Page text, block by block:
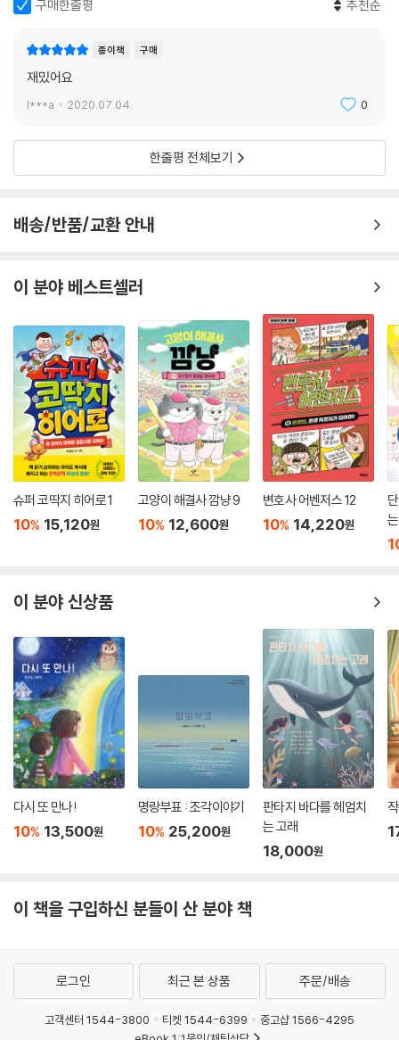
구매한줄평 추천순
종이책 구매
재밌어요
l***a 2020.07.04. 0
한줄평 전체보기
배송/반품/교환 안내
이 분야 베스트셀러
슈퍼 코딱지 히어로 1
10% 15,120원
고양이 해결사 깜냥 9
10% 12,600원
변호사 어벤저스 12
10% 14,220원
이 분야 신상품
다시 또 만나!
10% 13,500원
명랑부표 : 조각이야기
10% 25,200원
판타지 바다를 헤엄치
는 고래
18,000원
이 책을 구입하신 분들이 산 분야 책
로그인 최근 본 상품 주문/배송
고객센터 1544-3800 티켓 1544-6399
중고샵 1566-4295